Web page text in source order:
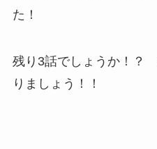
た！
残り3話でしょうか！
りましょう！！